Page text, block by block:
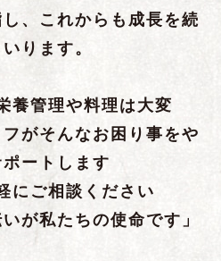
、これからも成長を続
ります。
養管理や料理は大変
がそんなお困り事をや
ートします
にご相談ください
が私たちの使命です」